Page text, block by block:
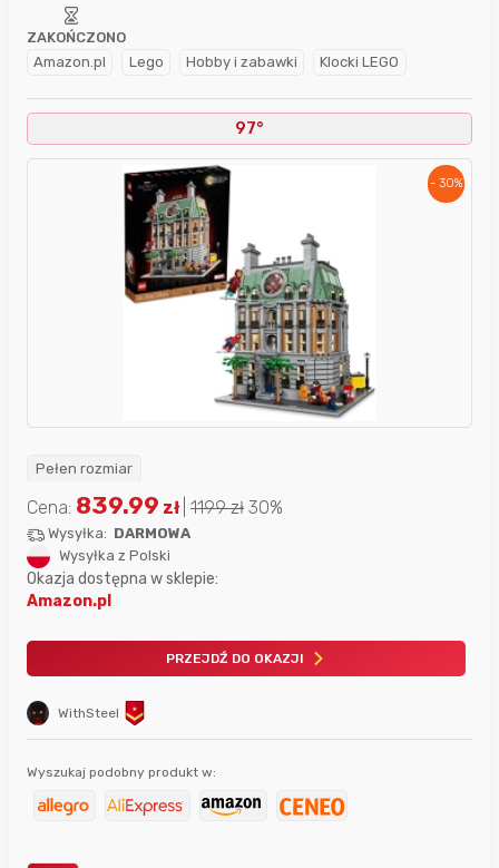
Amazon.pl Lego Hobby i zabawki Klocki LEGO
ZAKOŃCZONO
97°
- 30%
Pełen rozmiar
WithSteel
Cena: 839.99 zł 1199zł 30%
Wysyłka: DARMOWA
Wysyłka z Polski
Okazja dostępna w sklepie:
Amazon.pl
PRZEJDŹ DO OKAZJI
Wyszukaj podobny produkt w: